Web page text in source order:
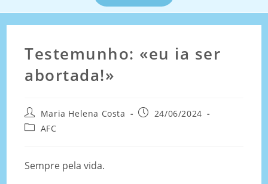
Testemunho: «eu ia ser
abortada!»
Maria Helena Costa
24/06/2024
AFC
Sempre pela vida.